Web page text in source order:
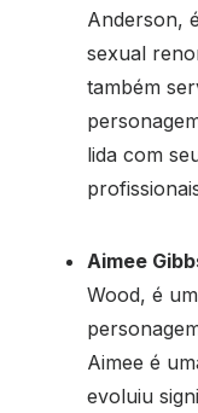
Anderson,
sexual
também
lida com
Aimee
Wood, é
Aimee é
evoluiu